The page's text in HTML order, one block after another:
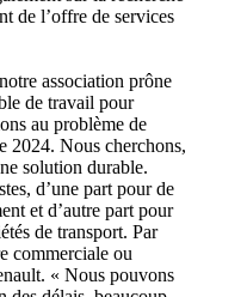
de l’offre de services
association prône
de travail pour
au problème de
2024. Nous cherchons,
solution durable.
d’une part pour de
et d’autre part pour
de transport. Par
commerciale ou
« Nous pouvons